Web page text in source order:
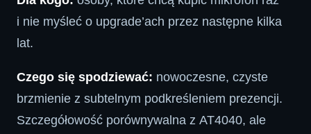
i nie myśleć o upgrade’ach przez następne kilka
lat.
Czego się spodziewać: nowoczesne, czyste
brzmienie z subtelnym podkreśleniem prezencji.
Szczegółowość porównywalna z AT4040, ale